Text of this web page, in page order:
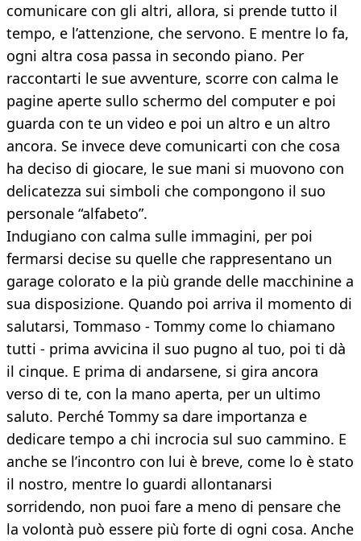
comunicare con gli altri, allora, si prende tutto il
tempo, e l’attenzione, che servono. E mentre lo fa,
ogni altra cosa passa in secondo piano. Per
raccontarti le sue avventure, scorre con calma le
pagine aperte sullo schermo del computer e poi
guarda con te un video e poi un altro e un altro
ancora. Se invece deve comunicarti con che cosa
ha deciso di giocare, le sue mani si muovono con
delicatezza sui simboli che compongono il suo
personale “alfabeto”.
Indugiano con calma sulle immagini, per poi
fermarsi decise su quelle che rappresentano un
garage colorato e la più grande delle macchinine a
sua disposizione. Quando poi arriva il momento di
salutarsi, Tommaso - Tommy come lo chiamano
tutti - prima avvicina il suo pugno al tuo, poi ti dà
il cinque. E prima di andarsene, si gira ancora
verso di te, con la mano aperta, per un ultimo
saluto. Perché Tommy sa dare importanza e
dedicare tempo a chi incrocia sul suo cammino. E
anche se l’incontro con lui è breve, come lo è stato
il nostro, mentre lo guardi allontanarsi
sorridendo, non puoi fare a meno di pensare che
la volontà può essere più forte di ogni cosa. Anche